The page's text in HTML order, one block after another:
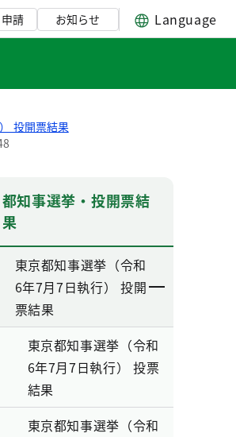
請 お知らせ Language
投開票結果
執行） 開票結果詳細 東京都届出番
都知事選挙・投開票結
果
東京都知事選挙（令和
6年7月7日執行） 投開
票結果
東京都知事選挙（令和
6年7月7日執行） 投票
結果
東京都知事選挙（令和